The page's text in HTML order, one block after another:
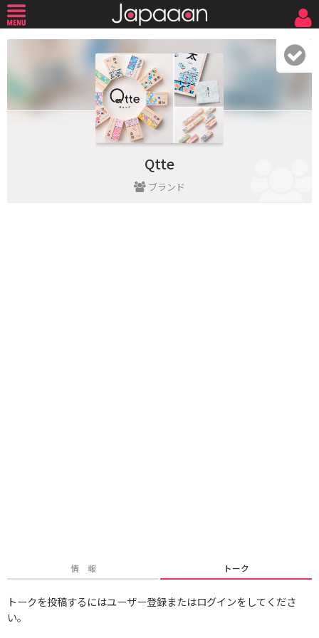
Qtte
ブランド
情 報 トーク
トークを投稿するにはユーザー登録またはログインをしてくださ
い。